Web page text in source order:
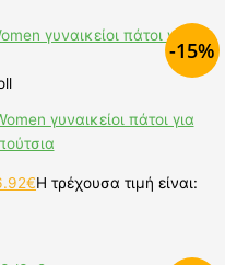
-15%
γυναικείοι πάτοι για
€Η τρέχουσα τιμή είναι: